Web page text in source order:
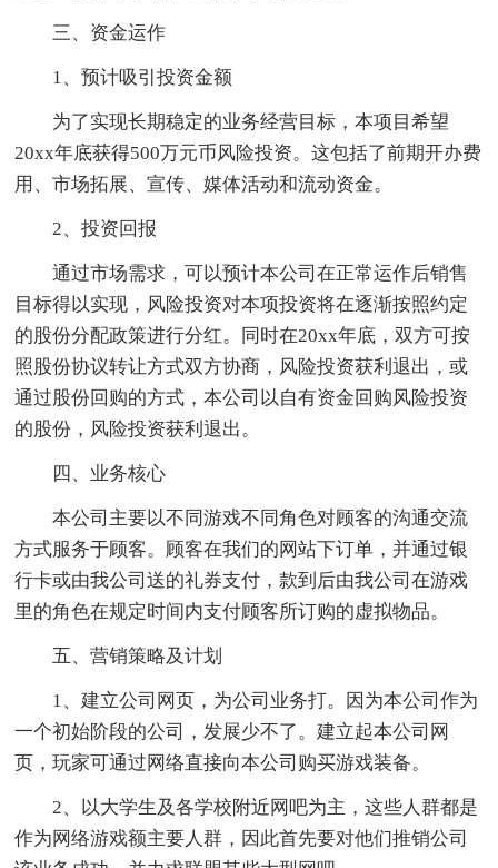
三、资金运作
1、预计吸引投资金额
为了实现长期稳定的业务经营目标，本项目希望
20xx年底获得500万元币风险投资。这包括了前期开办费
用、市场拓展、宣传、媒体活动和流动资金。
2、投资回报
通过市场需求，可以预计本公司在正常运作后销售
目标得以实现，风险投资对本项投资将在逐渐按照约定
的股份分配政策进行分红。同时在20xx年底，双方可按
照股份协议转让方式双方协商，风险投资获利退出，或
通过股份回购的方式，本公司以自有资金回购风险投资
的股份，风险投资获利退出。
四、业务核心
本公司主要以不同游戏不同角色对顾客的沟通交流
方式服务于顾客。顾客在我们的网站下订单，并通过银
行卡或由我公司送的礼券支付，款到后由我公司在游戏
里的角色在规定时间内支付顾客所订购的虚拟物品。
五、营销策略及计划
1、建立公司网页，为公司业务打。因为本公司作为
一个初始阶段的公司，发展少不了。建立起本公司网
页，玩家可通过网络直接向本公司购买游戏装备。
2、以大学生及各学校附近网吧为主，这些人群都是
作为网络游戏额主要人群，因此首先要对他们推销公司